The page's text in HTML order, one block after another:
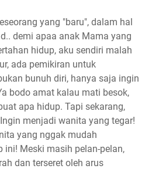
yang "baru", dalam hal
demi apaa anak Mama yang
hidup, aku sendiri malah
ada pemikiran untuk
bunuh diri, hanya saja ingin
bodo amat kalau mati besok,
apa hidup. Tapi sekarang,
menjadi wanita yang tegar!
yang nggak mudah
ini! Meski masih pelan-pelan,
dan terseret oleh arus